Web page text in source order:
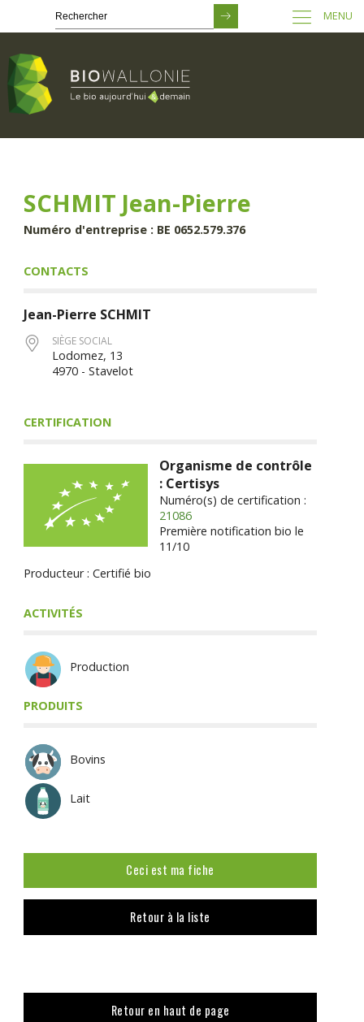
principal
MENU
SCHMIT Jean-Pierre
Numéro d'entreprise : BE 0652.579.376
CONTACTS
Jean-Pierre SCHMIT
SIÈGE SOCIAL
Lodomez, 13
4970 - Stavelot
CERTIFICATION
Organisme de contrôle
: Certisys
Numéro(s) de certification :
21086
Première notification bio le
11/10
Producteur : Certifié bio
ACTIVITÉS
Production
PRODUITS
Bovins
Lait
Ceci est ma fiche
Retour à la liste
Retour en haut de page